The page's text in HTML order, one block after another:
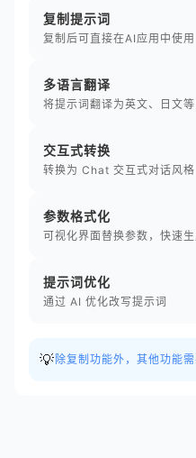
复制提示词
复制后可直接在AI应用中使用
多语言翻译
将提示词翻译为英文、日文
交互式转换
转换为 Chat 交互式对话风格
参数格式化
可视化界面替换参数，快速
提示词优化
通过 AI 优化改写提示词
💡 除复制功能外，其他功能